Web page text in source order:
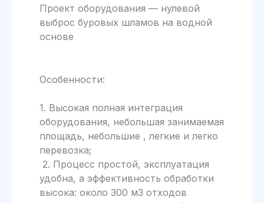
Проект оборудования — нулевой
выброс буровых шламов на водной
основе
Особенности:
1. Высокая полная интеграция
оборудования, небольшая занимаемая
площадь, небольшие , легкие и легко
перевозка;
2. Процесс простой, эксплуатация
удобна, а эффективность обработки
высока: около 300 м3 отходов